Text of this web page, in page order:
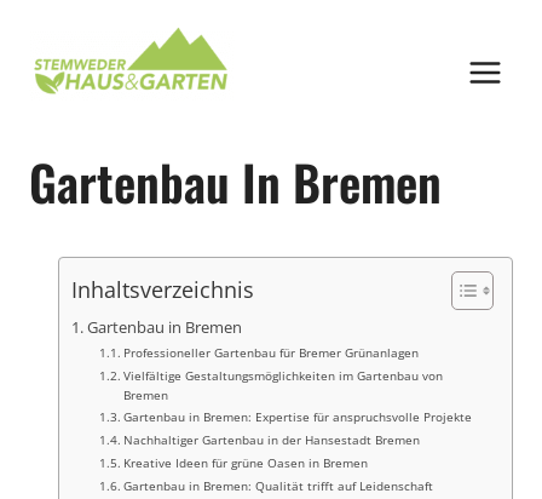
springen
Gartenbau In Bremen
Inhaltsverzeichnis
Gartenbau in Bremen
Professioneller Gartenbau für Bremer Grünanlagen
Vielfältige Gestaltungsmöglichkeiten im Gartenbau von
Bremen
Gartenbau in Bremen: Expertise für anspruchsvolle Projekte
Nachhaltiger Gartenbau in der Hansestadt Bremen
Kreative Ideen für grüne Oasen in Bremen
Gartenbau in Bremen: Qualität trifft auf Leidenschaft